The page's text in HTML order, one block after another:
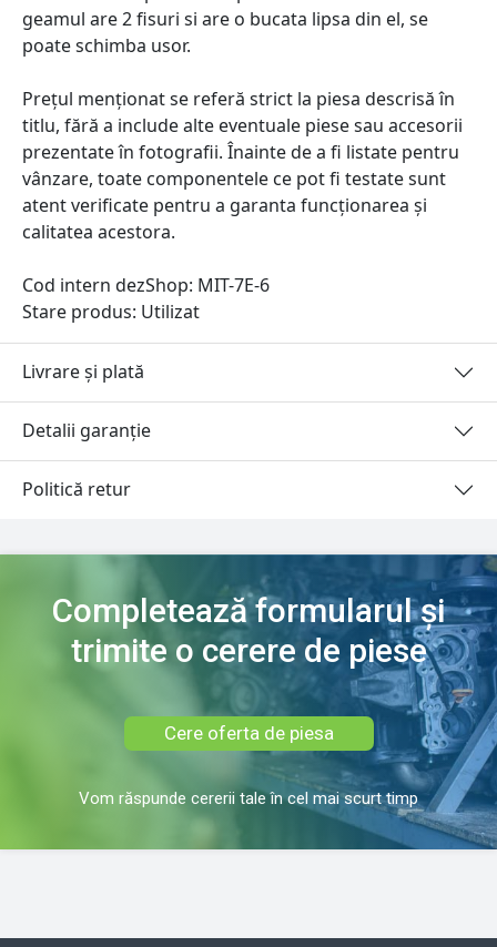
geamul are 2 fisuri si are o bucata lipsa din el, se
poate schimba usor.
Prețul menționat se referă strict la piesa descrisă în
titlu, fără a include alte eventuale piese sau accesorii
prezentate în fotografii. Înainte de a fi listate pentru
vânzare, toate componentele ce pot fi testate sunt
atent verificate pentru a garanta funcționarea și
calitatea acestora.
Cod intern dezShop: MIT-7E-6
Stare produs: Utilizat
Livrare și plată
Detalii garanție
Politică retur
Completează formularul și
trimite o cerere de piese
Cere oferta de piesa
Vom răspunde cererii tale în cel mai scurt timp